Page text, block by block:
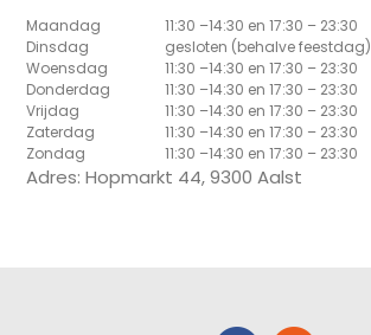
Maandag
11:30 –14:30 en 17:30 – 23:30
Dinsdag
gesloten (behalve feestdag)
Woensdag
11:30 –14:30 en 17:30 – 23:30
Donderdag
11:30 –14:30 en 17:30 – 23:30
Vrijdag
11:30 –14:30 en 17:30 – 23:30
Zaterdag
11:30 –14:30 en 17:30 – 23:30
Zondag
11:30 –14:30 en 17:30 – 23:30
Adres: Hopmarkt 44, 9300 Aalst